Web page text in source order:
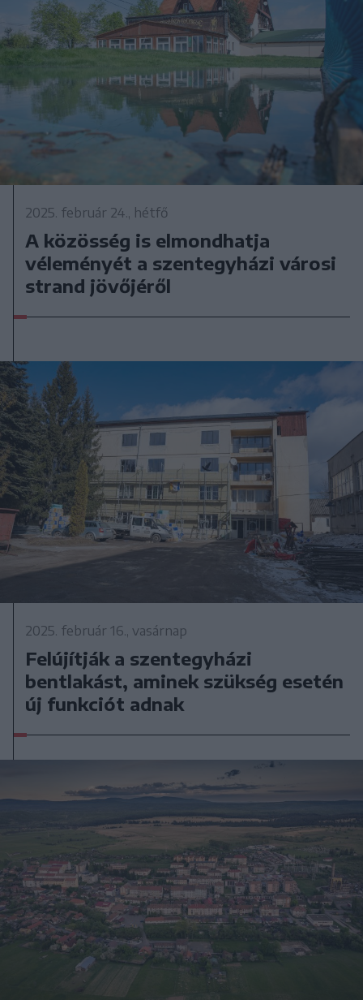
2025. február 24., hétfő
A közösség is elmondhatja
véleményét a szentegyházi városi
strand jövőjéről
2025. február 16., vasárnap
Felújítják a szentegyházi
bentlakást, aminek szükség esetén
új funkciót adnak